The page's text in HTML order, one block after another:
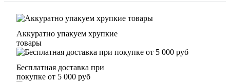
Аккуратно упакуем хрупкие
товары
Бесплатная доставка при
покупке от 5 000 руб